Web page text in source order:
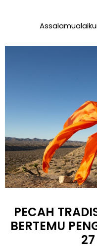
PECAH
BERTEMU